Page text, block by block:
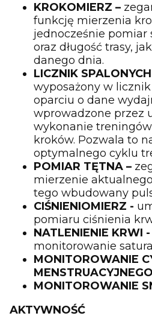
KROKOMIERZ –
funkcję mierzenia
jednocześnie pomiar
oraz długość trasy,
danego dnia.
LICZNIK
wyposażony w
oparciu o dane
wprowadzone przez
wykonanie
kroków. Pozwala to
optymalnego cyklu
POMIAR TĘTNA –
mierzenie
tego wbudowany
CIŚNIENIOMIERZ -
pomiaru ciśnienia
NATLENIENIE KRWI -
monitorowanie
MONITOROWANIE
MENSTRUACYJNEGO
MONITOROWANIE
AKTYWNOŚĆ